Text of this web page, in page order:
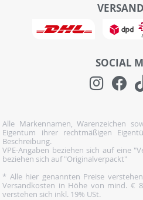
SOCIAL
Alle Markennamen, Warenzeichen
Eigentum ihrer rechtmäßigen
Beschreibung.
VPE-Angaben beziehen sich auf eine
beziehen sich auf "Originalverpackt"
* Alle hier genannten Preise
Versandkosten in Höhe von mind. €
verstehen sich inkl. 19% USt.